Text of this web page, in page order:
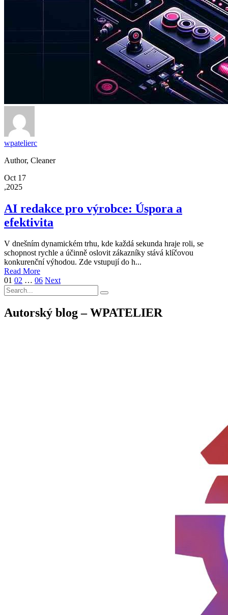
wpatelierc
Author, Cleaner
Oct 17
,2025
AI redakce pro výrobce: Úspora a
efektivita
V dnešním dynamickém trhu, kde každá sekunda hraje roli, se
schopnost rychle a účinně oslovit zákazníky stává klíčovou
konkurenční výhodou. Zde vstupují do h...
Read More
01 02 … 06 Next
Autorský blog – WPATELIER